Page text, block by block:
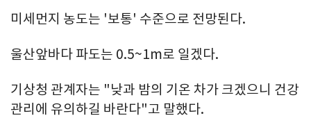
미세먼지 농도는 '보통' 수준으로 전망된다.
울산앞바다 파도는 0.5~1m로 일겠다.
기상청 관계자는 "낮과 밤의 기온 차가 크겠으니 건강
관리에 유의하길 바란다"고 말했다.